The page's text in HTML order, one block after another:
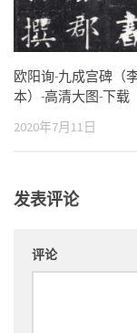
欧阳询-九成宫碑（
本）-高清大图-下载
2020年7月11日
发表评论
评论